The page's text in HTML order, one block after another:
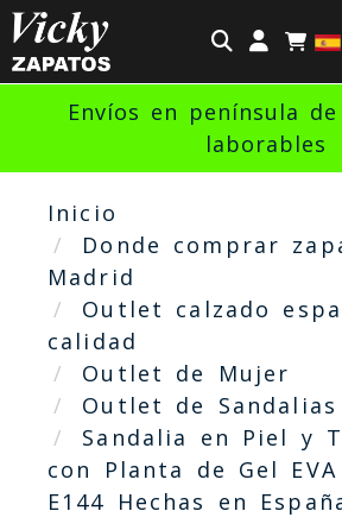
Envíos en península
laborables
Inicio
Donde comprar
Madrid
Outlet calzado
calidad
Outlet de Mujer
Outlet de
Sandalia en Piel y
con Planta de Gel EVA
E144 Hechas en